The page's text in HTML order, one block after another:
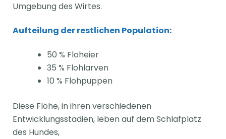
Umgebung des Wirtes.
Aufteilung der restlichen Population:
50 % Floheier
35 % Flohlarven
10 % Flohpuppen
Diese Flöhe, in ihren verschiedenen
Entwicklungsstadien, leben auf dem Schlafplatz
des Hundes,